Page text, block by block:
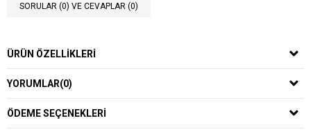
SORULAR (0) VE CEVAPLAR (0)
ÜRÜN ÖZELLIKLERI
YORUMLAR(0)
ÖDEME SEÇENEKLERI